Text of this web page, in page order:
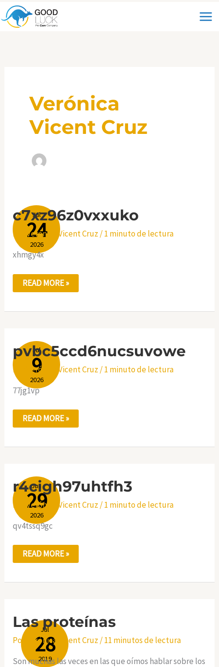
al
Verónica
Vicent Cruz
Jul
24
2026
c7xz96z0vxxuko
Por Verónica Vicent Cruz/1 minuto de lectura
xhmgy4x
C7XZ96Z0VXXUKO
READ MORE »
Jul
9
2026
pvbc5ccd6nucsuvowe
Por Verónica Vicent Cruz /1 minuto de lectura
77jg1vp
PVBC5CCD6NUCSUVOWE
READ MORE »
Jun
29
2026
r4cigh97uhtfh3
Por Verónica Vicent Cruz /1 minuto de lectura
qv4tssq9gc
R4CIGH97UHTFH3
READ MORE »
Jul
28
2019
Las proteínas
Por Verónica Vicent Cruz /11 minutos de lectura
Son muchas las veces en las que oímos hablar sobre los
PROTEÍNAS